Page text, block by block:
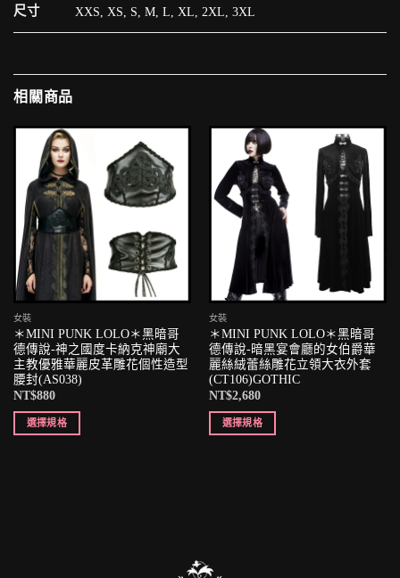
尺寸 XXS, XS, S, M, L, XL, 2XL, 3XL
相關商品
女裝
＊MINI PUNK LOLO＊黑暗哥
德傳說-神之國度卡納克神廟大
主教優雅華麗皮革雕花個性造型
腰封(AS038)
NT$880
選擇規格
女裝
＊MINI PUNK LOLO＊黑暗哥
德傳說-暗黑宴會廳的女伯爵華
麗絲絨蕾絲雕花立領大衣外套
(CT106)GOTHIC
NT$2,680
選擇規格